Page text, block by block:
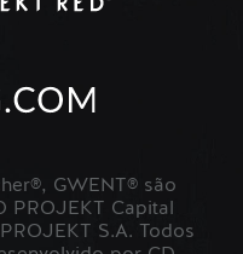
GWENT® são
PROJEKT Capital
S.A. Todos